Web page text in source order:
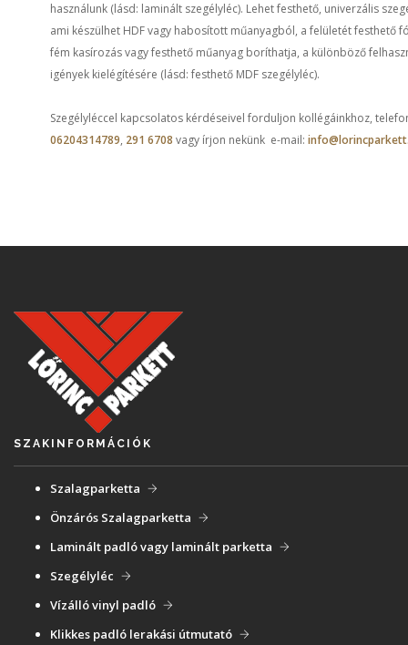
használunk (lásd: laminált szegélyléc). Lehet festhető, univerzális
ami készülhet HDF vagy habosított műanyagból, a felületét festhető
fém kasírozás vagy festhető műanyag boríthatja, a különböző
igények kielégítésére (lásd: festhető MDF szegélyléc).
Szegélyléccel kapcsolatos kérdéseivel forduljon kollégáinkhoz,
06204314789, 291 6708 vagy írjon nekünk e-mail:
SZAKINFORMÁCIÓK
Szalagparketta
Önzárós Szalagparketta
Laminált padló vagy laminált parketta
Szegélyléc
Vízálló vinyl padló
Klikkes padló lerakási útmutató